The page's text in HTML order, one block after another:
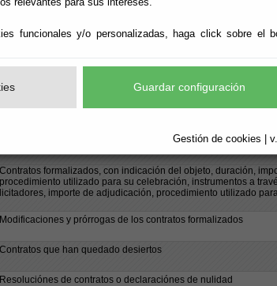
funcionales y/o personalizadas, haga click sobre el
Guardar configuración
Gestión de cookies |
66)
(23 de 23)
Contratos formalizados, con indicación del objeto, duración,
procedimiento utilizado para su celebración, instrumentos a
licitadores, importe de adjudicación, procedimiento utilizado
Modificaciones y prórrogas de los contratos formalizados
Contratos que han quedado desiertos
Resoluciónes de contratos o declaraciónes de nulidad